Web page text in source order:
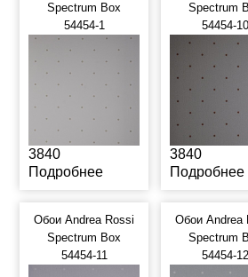
Spectrum Box
54454-1
3840
Подробнее
Spectrum
54454-10
3840
Подробнее
Обои Andrea Rossi
Spectrum Box
54454-11
Обои Andrea
Spectrum
54454-12